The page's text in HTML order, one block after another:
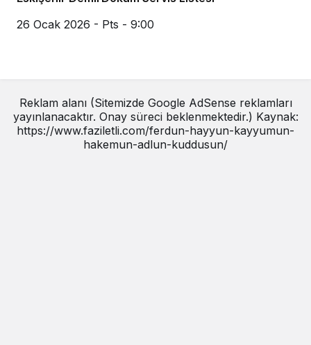
26 Ocak 2026 - Pts - 9:00
Reklam alanı (Sitemizde Google AdSense reklamları
yayınlanacaktır. Onay süreci beklenmektedir.) Kaynak:
https://www.faziletli.com/ferdun-hayyun-kayyumun-
hakemun-adlun-kuddusun/